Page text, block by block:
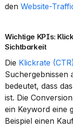
den Website-
Wichtige KPIs:
Sichtbarkeit
Die Klickrate
Suchergebnissen
bedeutet, dass
ist. Die
ein Keyword eine
Beispiel einen